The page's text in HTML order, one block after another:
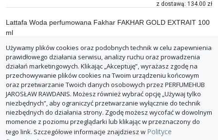
z dostawą: 134.00 zł
douglas.pl
opinie
Lattafa Woda perfumowana Fakhar FAKHAR GOLD EXTRAIT 100
ml
159.00 zł
z dostawą: 168.99 zł
0.00%
ZGŁOŚ BŁĄD
Używamy plików cookies oraz podobnych technik w celu zapewnienia
prawidłowego działania serwisu, analizy ruchu oraz prowadzenia
działań marketingowych. Klikając „Akceptuję”, wyrażasz zgodę na
przechowywanie plików cookies na Twoim urządzeniu końcowym
oraz przetwarzanie Twoich danych osobowych przez PERFUMEHUB
JAROSŁAW RAWDANIS. Możesz również wybrać opcję „Używaj tylko
niezbędnych”, aby ograniczyć przetwarzanie wyłącznie do technik
niezbędnych do działania strony. Zgodę możesz wycofać w dowolnym
momencie z poziomu przeglądarki lub klikając w przeznaczony do
tego link. Szczegółowe informacje znajdziesz w Polityce